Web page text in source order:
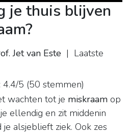
je thuis blijven
Jet van Este | Laatste
4.4/5 (50 stemmen)
wachten tot je miskraam op
ellendig en zit middenin
alsjeblieft ziek. Ook zes